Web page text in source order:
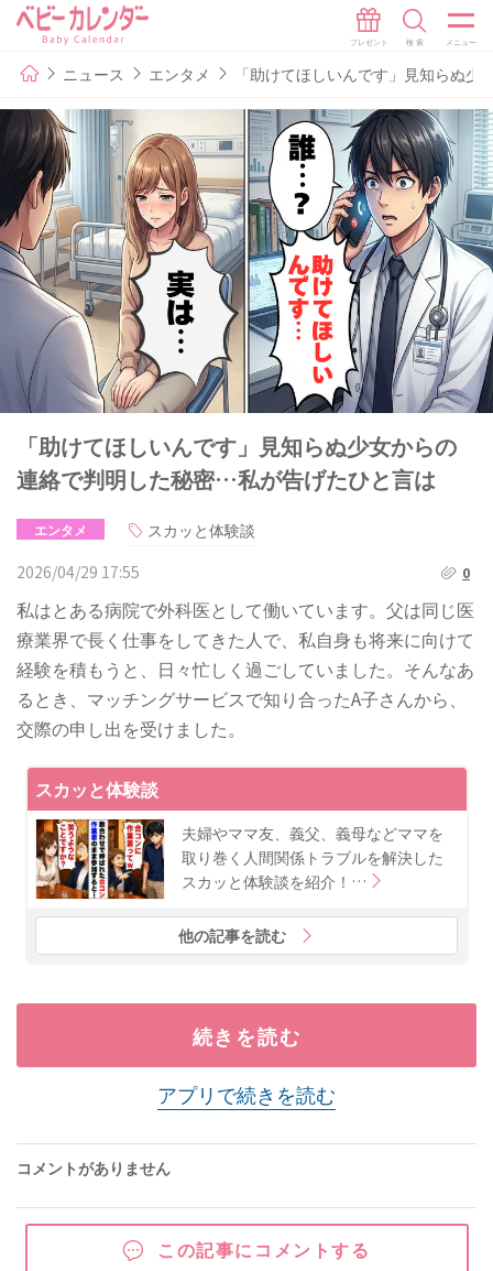
ニュース エンタメ 「助けてほしいんです」見知らぬ
「助けてほしいんです」見知らぬ少女からの
連絡で判明した秘密…私が告げたひと言は
エンタメ
スカッと体験談
2026/04/29 17:55
0
私はとある病院で外科医として働いています。父は同じ医
療業界で長く仕事をしてきた人で、私自身も将来に向けて
経験を積もうと、日々忙しく過ごしていました。そんなあ
るとき、マッチングサービスで知り合ったA子さんから、
交際の申し出を受けました。
スカッと体験談
夫婦やママ友、義父、義母などママを
取り巻く人間関係トラブルを解決した
スカッと体験談を紹介！…
他の記事を読む
続きを読む
アプリで続きを読む
コメントがありません
この記事にコメントする